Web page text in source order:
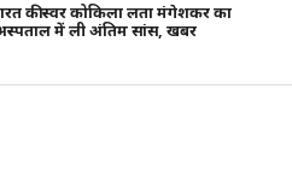
की स्वर कोकिला लता मंगेशकर का
में ली अंतिम सांस, खबर